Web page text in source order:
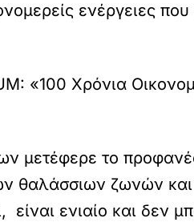
ενέργειες που
«100 Χρόνια
μετέφερε το
θαλάσσιων ζωνών
ενιαίο και δεν